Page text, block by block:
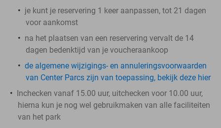
je kunt je reservering 1 keer aanpassen, tot 21 dagen
voor aankomst
na het plaatsen van een reservering vervalt de 14
dagen bedenktijd van je voucheraankoop
de algemene wijzigings- en annuleringsvoorwaarden
van Center Parcs zijn van toepassing, bekijk deze hier
Inchecken vanaf 15.00 uur, uitchecken voor 10.00 uur,
hierna kun je nog wel gebruikmaken van alle faciliteiten
van het park